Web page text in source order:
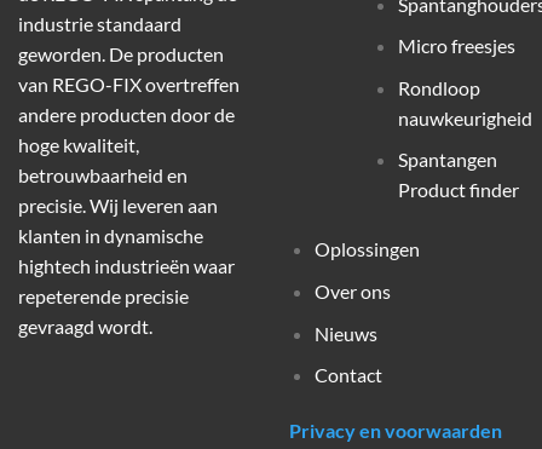
industrie standaard
geworden. De producten
van REGO-FIX overtreffen
andere producten door de
hoge kwaliteit,
betrouwbaarheid en
precisie. Wij leveren aan
klanten in dynamische
hightech industrieën waar
repeterende precisie
gevraagd wordt.
Micro freesjes
Rondloop
nauwkeurigheid
Spantangen
Product finder
Oplossingen
Over ons
Nieuws
Contact
Privacy en voorwaarden